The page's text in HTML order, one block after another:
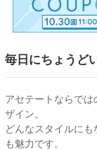
毎日にちょうど
アセテートならで
ザイン。
どんなスタイルに
も魅力です。